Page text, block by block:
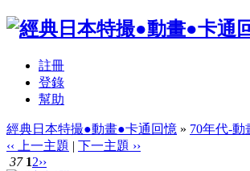
註冊
登錄
幫助
經典日本特撮●動畫●卡通回憶 » 70年代-動
‹‹ 上一主題 | 下一主題 ››
37 12››